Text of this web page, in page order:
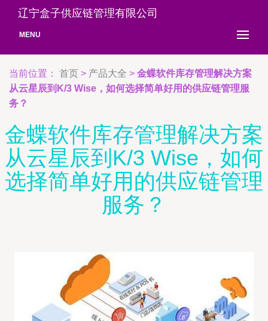
辽宁盒子供应链管理有限公司
MENU
当前位置： 首页 > 产品大全 > 金蝶软件库存管理解决方案
从云星辰到K/3 Wise，如何选择简单好用的供应链管理服
务？
金蝶软件库存管理解决方案
从云星辰到K/3 Wise，如何
选择简单好用的供应链管理
服务？